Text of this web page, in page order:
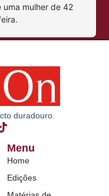
uma mulher de 42
duradouro.
Menu
Home
Edições